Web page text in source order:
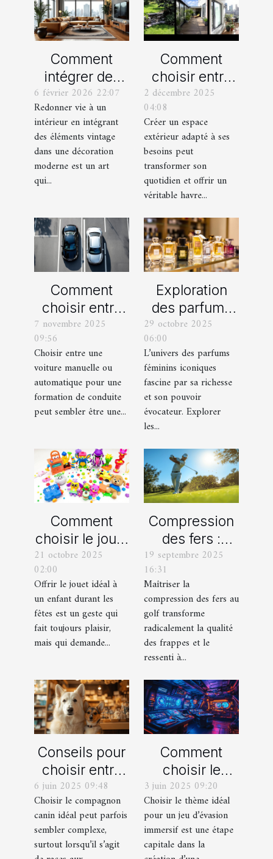
Comment
intégrer des
éléments
vintage dans
une décoration
moderne ?
6 février 2026 22:07
Redonner vie à un
intérieur en intégrant
des éléments vintage
dans une décoration
moderne est un art
qui...
Comment
choisir entre
un jardin, une
terrasse et un
balcon pour
votre espace
extérieur ?
2 décembre 2025
04:08
Créer un espace
extérieur adapté à ses
besoins peut
transformer son
quotidien et offrir un
véritable havre...
Comment
choisir entre
une voiture
manuelle ou
automatique
pour votre
formation de
conduite ?
7 novembre 2025
09:56
Choisir entre une
voiture manuelle ou
automatique pour une
formation de conduite
peut sembler être une...
Exploration
des parfums
féminins
iconiques et
leurs
variations
29 octobre 2025
06:00
L’univers des parfums
féminins iconiques
fascine par sa richesse
et son pouvoir
évocateur. Explorer
les...
Comment
choisir le jouet
parfait pour
chaque âge
durant les
fêtes ?
21 octobre 2025
02:00
Offrir le jouet idéal à
un enfant durant les
fêtes est un geste qui
fait toujours plaisir,
mais qui demande...
Compression
des fers :
comment
obtenir des
frappes plus
solides ?
19 septembre 2025
16:31
Maîtriser la
compression des fers au
golf transforme
radicalement la qualité
des frappes et le
ressenti à...
Conseils pour
choisir entre
un berger
blanc suisse
et un berger
américain
6 juin 2025 09:48
Choisir le compagnon
canin idéal peut parfois
sembler complexe,
surtout lorsqu’il s’agit
Comment
choisir le
thème parfait
pour votre
prochain jeu
d'évasion
3 juin 2025 09:20
Choisir le thème idéal
pour un jeu d’évasion
immersif est une étape
capitale dans la